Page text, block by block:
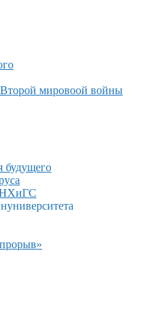
Второй мировоой войны
будущего